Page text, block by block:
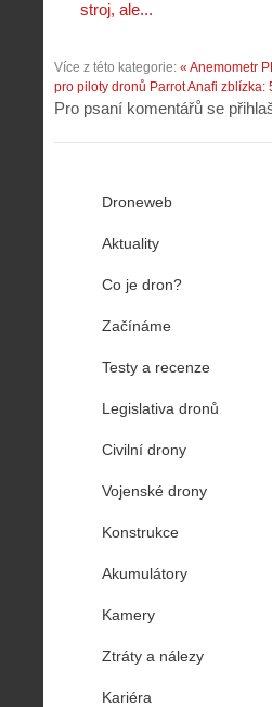
stroj, ale...
Více z této kategorie: « Anemometr
pro piloty dronů Parrot Anafi
Pro psaní komentářů se
Droneweb
Aktuality
Co je dron?
Začínáme
Testy a recenze
Legislativa dronů
Civilní drony
Vojenské drony
Konstrukce
Akumulátory
Kamery
Ztráty a nálezy
Kariéra